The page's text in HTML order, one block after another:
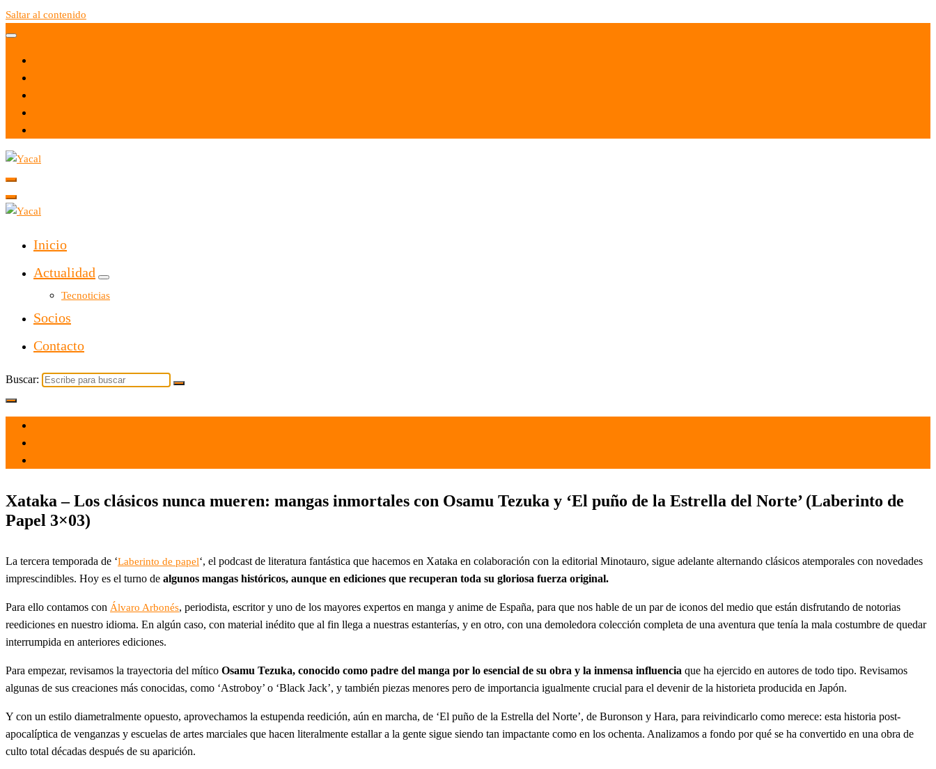
Saltar al contenido
Yacal micro hosting
Inicio
Actualidad
Tecnoticias
Socios
Contacto
Buscar:
Xataka – Los clásicos nunca mueren: mangas inmortales con Osamu Tezuka y ‘El puño de la Estrella del Norte’ (Laberinto de
Papel 3×03)
La tercera temporada de ‘Laberinto de papel‘, el podcast de literatura fantástica que hacemos en Xataka en colaboración con la editorial Minotauro, sigue adelante alternando clásicos atemporales con novedades
imprescindibles. Hoy es el turno de algunos mangas históricos, aunque en ediciones que recuperan toda su gloriosa fuerza original.
Para ello contamos con Álvaro Arbonés, periodista, escritor y uno de los mayores expertos en manga y anime de España, para que nos hable de un par de iconos del medio que están disfrutando de notorias
reediciones en nuestro idioma. En algún caso, con material inédito que al fin llega a nuestras estanterías, y en otro, con una demoledora colección completa de una aventura que tenía la mala costumbre de quedar
interrumpida en anteriores ediciones.
Para empezar, revisamos la trayectoria del mítico Osamu Tezuka, conocido como padre del manga por lo esencial de su obra y la inmensa influencia que ha ejercido en autores de todo tipo. Revisamos
algunas de sus creaciones más conocidas, como ‘Astroboy’ o ‘Black Jack’, y también piezas menores pero de importancia igualmente crucial para el devenir de la historieta producida en Japón.
Y con un estilo diametralmente opuesto, aprovechamos la estupenda reedición, aún en marcha, de ‘El puño de la Estrella del Norte’, de Buronson y Hara, para reivindicarlo como merece: esta historia post-
apocalíptica de venganzas y escuelas de artes marciales que hacen literalmente estallar a la gente sigue siendo tan impactante como en los ochenta. Analizamos a fondo por qué se ha convertido en una obra de
culto total décadas después de su aparición.